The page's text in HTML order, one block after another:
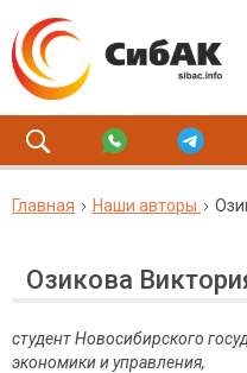
Главная Наши авторы
Озикова
студент Новосибирского
экономики и управления,